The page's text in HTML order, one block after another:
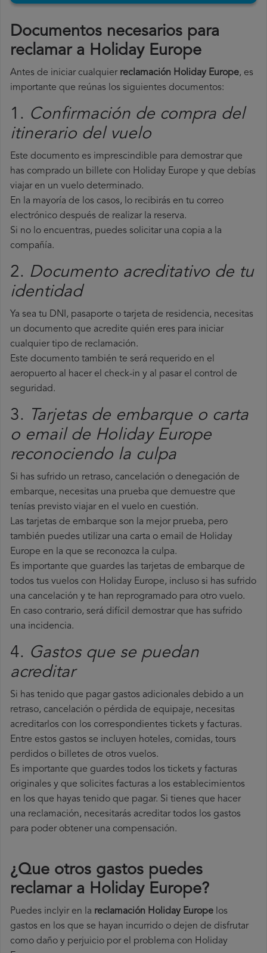
Documentos necesarios para
reclamar a Holiday Europe
Antes de iniciar cualquier reclamación Holiday Europe, es
importante que reúnas los siguientes documentos:
1. Confirmación de compra del
itinerario del vuelo
Este documento es imprescindible para demostrar que
has comprado un billete con Holiday Europe y que debías
viajar en un vuelo determinado.
En la mayoría de los casos, lo recibirás en tu correo
electrónico después de realizar la reserva.
Si no lo encuentras, puedes solicitar una copia a la
compañía.
2. Documento acreditativo de tu
identidad
Ya sea tu DNI, pasaporte o tarjeta de residencia, necesitas
un documento que acredite quién eres para iniciar
cualquier tipo de reclamación.
Este documento también te será requerido en el
aeropuerto al hacer el check-in y al pasar el control de
seguridad.
3.
Tarjetas de embarque o carta
o email de Holiday Europe
reconociendo la culpa
Si has sufrido un retraso, cancelación o denegación de
embarque, necesitas una prueba que demuestre que
tenías previsto viajar en el vuelo en cuestión.
Las tarjetas de embarque son la mejor prueba, pero
también puedes utilizar una carta o email de Holiday
Europe en la que se reconozca la culpa.
Es importante que guardes las tarjetas de embarque de
todos tus vuelos con Holiday Europe, incluso si has sufrido
una cancelación y te han reprogramado para otro vuelo.
En caso contrario, será difícil demostrar que has sufrido
una incidencia.
4. Gastos que se puedan
acreditar
Si has tenido que pagar gastos adicionales debido a un
retraso, cancelación o pérdida de equipaje, necesitas
acreditarlos con los correspondientes tickets y facturas.
Entre estos gastos se incluyen hoteles, comidas, tours
perdidos o billetes de otros vuelos.
Es importante que guardes todos los tickets y facturas
originales y que solicites facturas a los establecimientos
en los que hayas tenido que pagar. Si tienes que hacer
una reclamación, necesitarás acreditar todos los gastos
para poder obtener una compensación.
¿Que otros gastos puedes
reclamar a Holiday Europe​?
Puedes inclyir en la reclamación Holiday Europe los
gastos en los que se hayan incurrido o dejen de disfrutar
como daño y perjuicio por el problema con Holiday